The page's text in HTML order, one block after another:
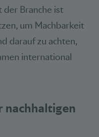
der Branche ist
um Machbarkeit
darauf zu achten,
international
nachhaltigen